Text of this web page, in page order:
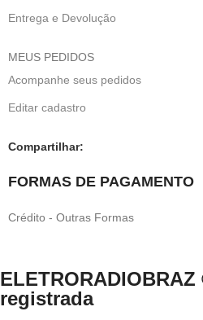
Entrega e Devolução
MEUS PEDIDOS
Acompanhe seus pedidos
Editar cadastro
Compartilhar:
FORMAS DE PAGAMENTO
Crédito - Outras Formas
registrada